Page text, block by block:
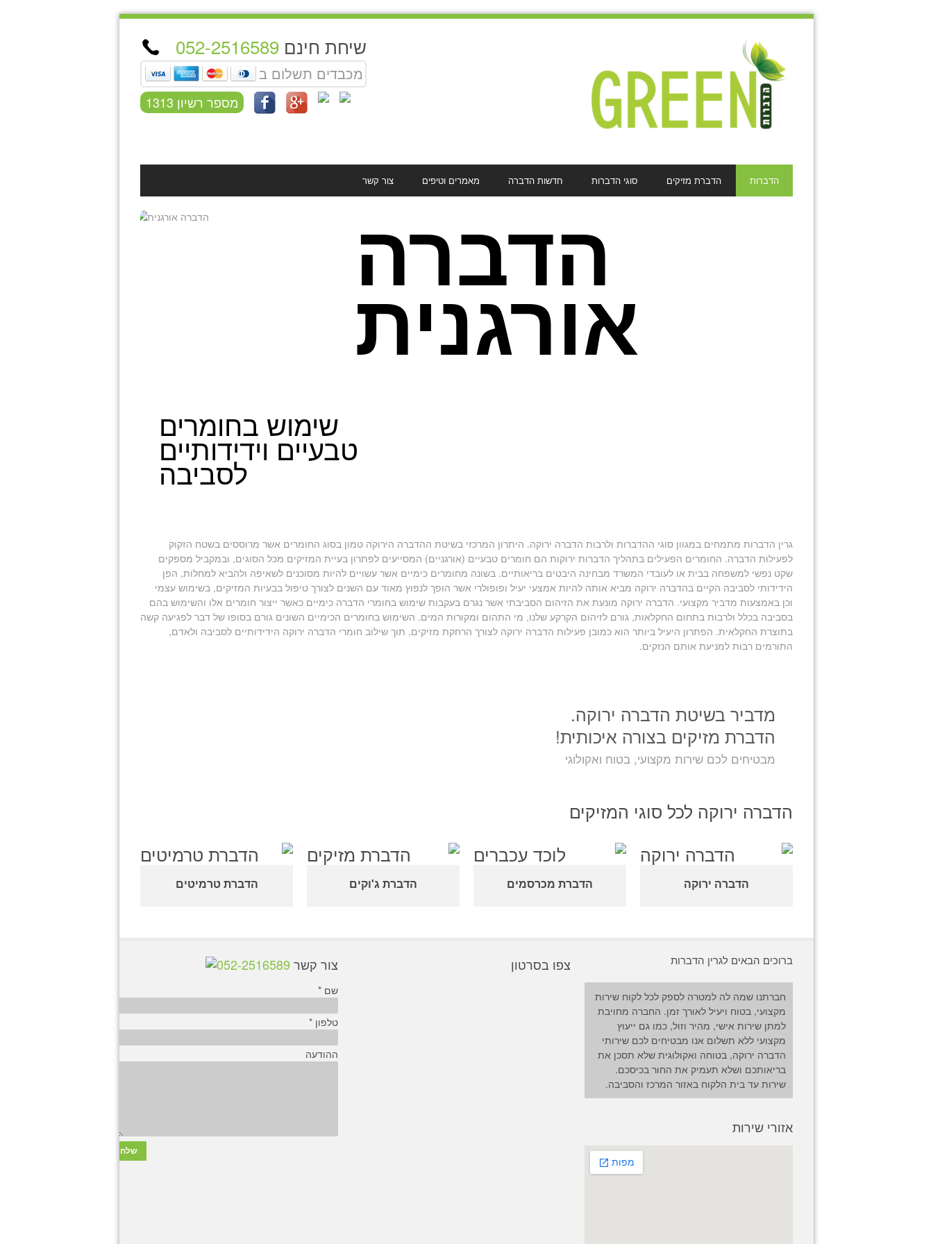
שיחת חינם 052-2516589
מכבדים תשלום ב
מספר רשיון 1313
הדברות הדברת מזיקים סוגי הדברות חדשות הדברה מאמרים וטיפים צור קשר
הדברה
אורגנית
שימוש בחומרים
טבעיים וידידותיים
לסביבה
גרין הדברות מתמחים במגוון סוגי ההדברות ולרבות הדברה ירוקה. היתרון המרכזי בשיטת ההדברה הירוקה טמון בסוג החומרים אשר מרוססים בשטח הזקוק
לפעילות הדברה. החומרים הפעילים בתהליך הדברות ירוקות הם חומרים טבעיים (אורגניים) המסייעים לפתרון בעיית המזיקים מכל הסוגים, ובמקביל מספקים
שקט נפשי למשפחה בבית או לעובדי המשרד מבחינה היבטים בריאותיים. בשונה מחומרים כימיים אשר עשויים להיות מסוכנים לשאיפה ולהביא למחלות, הפן
הידידותי לסביבה הקיים בהדברה ירוקה מביא אותה להיות אמצעי יעיל ופופולרי אשר הופך לנפוץ מאוד עם השנים לצורך טיפול בבעיות המזיקים, בשימוש עצמי
וכן באמצעות מדביר מקצועי. הדברה ירוקה מונעת את הזיהום הסביבתי אשר נגרם בעקבות שימוש בחומרי הדברה כימיים כאשר ייצור חומרים אלו והשימוש בהם
בסביבה בכלל ולרבות בתחום החקלאות, גורם לזיהום הקרקע שלנו, מי התהום ומקורות המים. השימוש בחומרים הכימיים השונים גורם בסופו של דבר לפגיעה קשה
בתוצרת החקלאית. הפתרון היעיל ביותר הוא כמובן פעילות הדברה ירוקה לצורך הרחקת מזיקים, תוך שילוב חומרי הדברה ירוקה הידידותיים לסביבה ולאדם,
התורמים רבות למניעת אותם הנזקים.
מדביר בשיטת הדברה ירוקה.
הדברת מזיקים בצורה איכותית!
מבטיחים לכם שירות מקצועי, בטוח ואקולוגי
הדברה ירוקה לכל סוגי המזיקים
הדברה ירוקה הדברת מכרסמים הדברת ג'וקים הדברת טרמיטים
ברוכים הבאים לגרין הדברות
חברתנו שמה לה למטרה לספק לכל לקוח שירות
מקצועי, בטוח ויעיל לאורך זמן. החברה מחויבת
למתן שירות אישי, מהיר וזול, כמו גם ייעוץ
מקצועי ללא תשלום אנו מבטיחים לכם שירותי
הדברה ירוקה, בטוחה ואקולוגית שלא תסכן את
בריאותכם ושלא תעמיק את החור בכיסכם.
שירות עד בית הלקוח באזור המרכז והסביבה.
אזורי שירות
צפו בסרטון צור קשר 052-2516589
שם *
טלפון *
ההודעה